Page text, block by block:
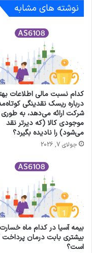
نوشته های مشابه
کدام نسبت مالی اطلاعات
درباره ریسک نقدینگی
شرکت ارائه می‌دهد، به
موجودی کالا (که دیرتر نقد
می‌شود) را نادیده بگیرد؟
جولای 7, 2026
بیمه آسیا در کدام ماه خسارت
بیشتری بابت درمان پرداخت
است؟